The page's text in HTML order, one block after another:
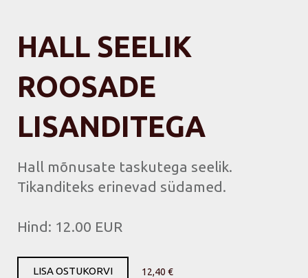
HALL SEELIK
ROOSADE
LISANDITEGA
Hall mõnusate taskutega seelik.
Tikanditeks erinevad südamed.
Hind: 12.00 EUR
LISA OSTUKORVI 12,40 €